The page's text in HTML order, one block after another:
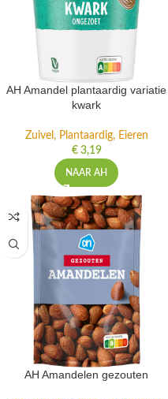
AH Amandel plantaardig variatie
kwark
Zuivel, Plantaardig, Eieren
€3,19
NAAR AH
AH Amandelen gezouten